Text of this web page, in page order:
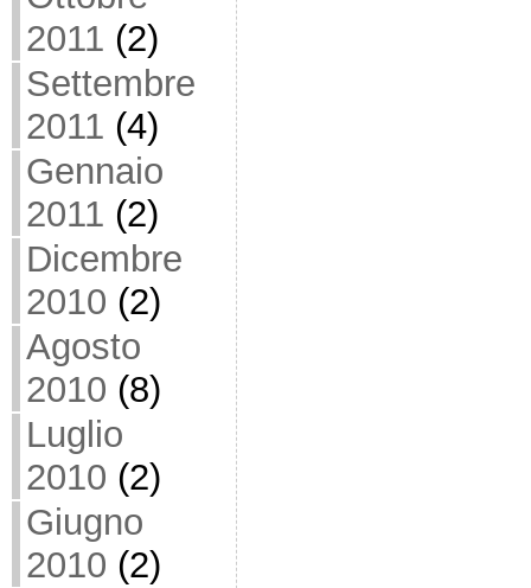
2011 (2)
Settembre
2011 (4)
Gennaio
2011 (2)
Dicembre
2010 (2)
Agosto
2010 (8)
Luglio
2010 (2)
Giugno
2010 (2)